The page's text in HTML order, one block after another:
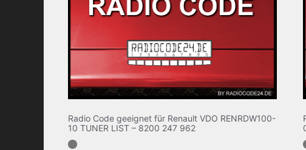
Radio Code geeignet für Renault VDO RENRDW100-
10 TUNER LIST – 8200 247 962